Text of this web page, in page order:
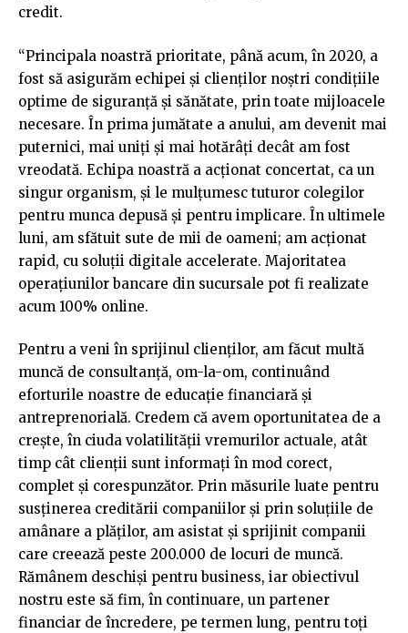
credit.
“Principala noastră prioritate, până acum, în 2020, a
fost să asigurăm echipei și clienților noștri condițiile
optime de siguranță și sănătate, prin toate mijloacele
necesare. În prima jumătate a anului, am devenit mai
puternici, mai uniți și mai hotărâți decât am fost
vreodată. Echipa noastră a acționat concertat, ca un
singur organism, și le mulțumesc tuturor colegilor
pentru munca depusă și pentru implicare. În ultimele
luni, am sfătuit sute de mii de oameni; am acționat
rapid, cu soluții digitale accelerate. Majoritatea
operațiunilor bancare din sucursale pot fi realizate
acum 100% online.
Pentru a veni în sprijinul clienților, am făcut multă
muncă de consultanță, om-la-om, continuând
eforturile noastre de educație financiară și
antreprenorială. Credem că avem oportunitatea de a
crește, în ciuda volatilității vremurilor actuale, atât
timp cât clienții sunt informați în mod corect,
complet și corespunzător. Prin măsurile luate pentru
susținerea creditării companiilor și prin soluțiile de
amânare a plăților, am asistat și sprijinit companii
care creează peste 200.000 de locuri de muncă.
Rămânem deschiși pentru business, iar obiectivul
nostru este să fim, în continuare, un partener
financiar de încredere, pe termen lung, pentru toți